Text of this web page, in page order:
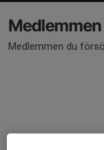
Medlemmen du